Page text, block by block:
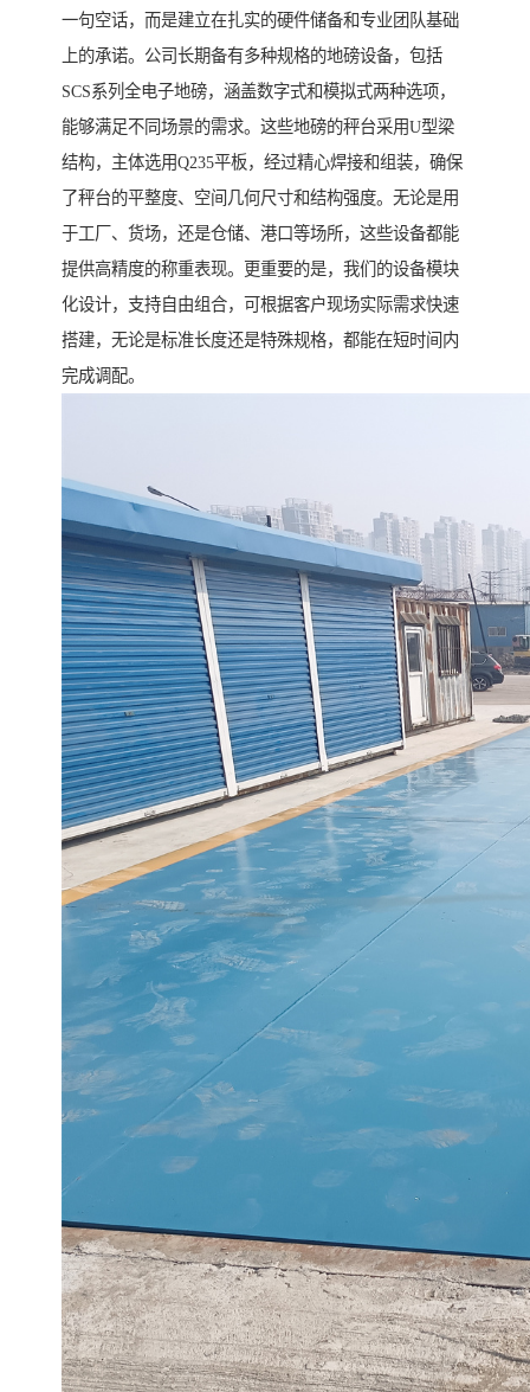
一句空话，而是建立在扎实的硬件储备和专业团队基础
上的承诺。公司长期备有多种规格的地磅设备，包括
SCS系列全电子地磅，涵盖数字式和模拟式两种选项，
能够满足不同场景的需求。这些地磅的秤台采用U型梁
结构，主体选用Q235平板，经过精心焊接和组装，确保
了秤台的平整度、空间几何尺寸和结构强度。无论是用
于工厂、货场，还是仓储、港口等场所，这些设备都能
提供高精度的称重表现。更重要的是，我们的设备模块
化设计，支持自由组合，可根据客户现场实际需求快速
搭建，无论是标准长度还是特殊规格，都能在短时间内
完成调配。